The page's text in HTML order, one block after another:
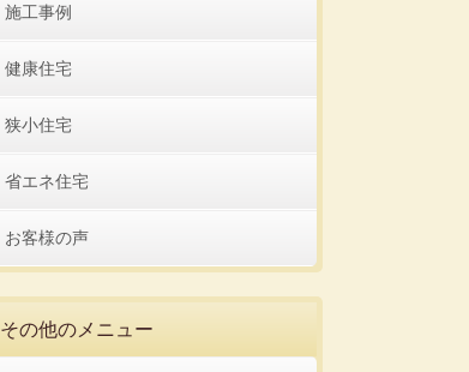
施工事例
健康住宅
狭小住宅
省エネ住宅
お客様の声
の他のメニュー